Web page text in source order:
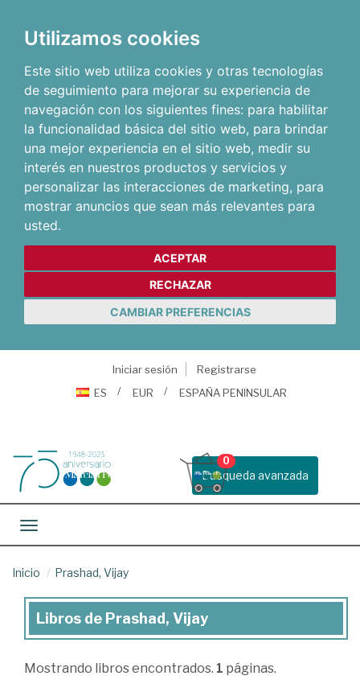
Utilizamos cookies
Este sitio web utiliza cookies y otras tecnologías
de seguimiento para mejorar su experiencia de
navegación con los siguientes fines: para habilitar
la funcionalidad básica del sitio web, para brindar
una mejor experiencia en el sitio web, medir su
interés en nuestros productos y servicios y
personalizar las interacciones de marketing, para
mostrar anuncios que sean más relevantes para
usted.
ACEPTAR
RECHAZAR
CAMBIAR PREFERENCIAS
Iniciar sesión
Registrarse
ES
EUR ESPAÑA PENINSULAR
Busqueda avanzada
0
Toggle navigation
Inicio Prashad, Vijay
Libros
Prashad,
Libros de Prashad, Vijay
Mostrando libros encontrados. 1 páginas.